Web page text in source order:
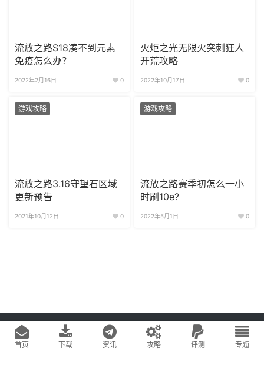
流放之路S18凑不到元素
免疫怎么办？
2022年2月16日 0
火炬之光无限火突刺狂人
开荒攻略
2022年10月17日 0
游戏攻略
流放之路3.16守望石区域
更新预告
2021年10月12日 0
游戏攻略
流放之路赛季初怎么一小
时刷10e?
2022年5月1日 0
Copyright © 2020 游戏易站 版权所有 鄂ICP备2022019269号-1
网站地图
首页
下载 资讯 攻略 评测 专题